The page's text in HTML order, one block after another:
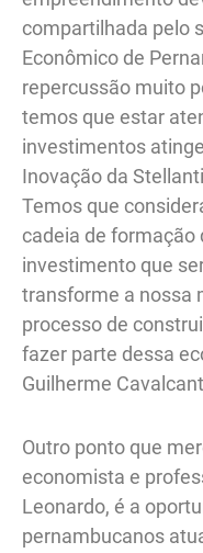
compartilhada pelo
Econômico de
repercussão muito
temos que estar
investimentos
Inovação da
Temos que
cadeia de formação
investimento que
transforme a nossa
processo de
fazer parte dessa
Guilherme
Outro ponto que
economista e
Leonardo, é a
pernambucanos